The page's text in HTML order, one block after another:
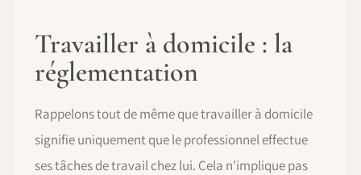
Travailler à domicile : la
réglementation
Rappelons tout de même que travailler à domicile
signifie uniquement que le professionnel effectue
ses tâches de travail chez lui. Cela n'implique pas